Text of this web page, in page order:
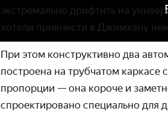
экстремально дрифтить на
хотели привнести в Джимхану
При этом конструктивно два
построена на трубчатом
пропорции — она короче и
спроектировано специально для